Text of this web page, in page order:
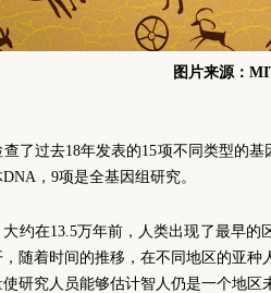
图片来源：
了过去18年发表的15项不同类型的
，9项是全基因组研究。
约在13.5万年前，人类出现了最早
随着时间的推移，在不同地区的亚
研究人员能够估计智人仍是一个地区